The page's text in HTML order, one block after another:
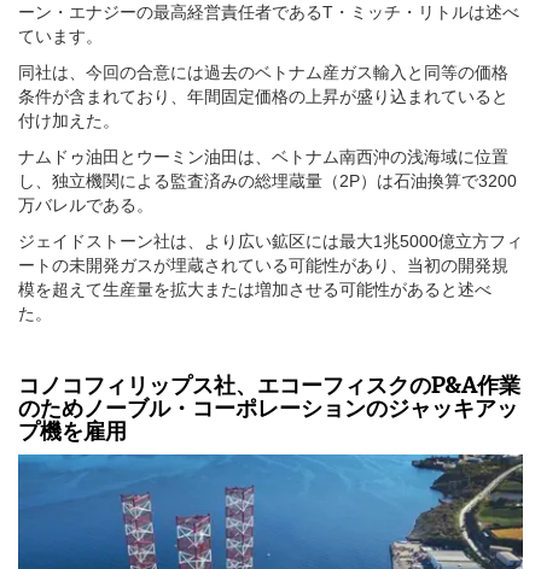
ーン・エナジーの最高経営責任者であるT・ミッチ・リトルは述べ
ています。
同社は、今回の合意には過去のベトナム産ガス輸入と同等の価格
条件が含まれており、年間固定価格の上昇が盛り込まれていると
付け加えた。
ナムドゥ油田とウーミン油田は、ベトナム南西沖の浅海域に位置
し、独立機関による監査済みの総埋蔵量（2P）は石油換算で3200
万バレルである。
ジェイドストーン社は、より広い鉱区には最大1兆5000億立方フィ
ートの未開発ガスが埋蔵されている可能性があり、当初の開発規
模を超えて生産量を拡大または増加させる可能性があると述べ
た。
コノコフィリップス社、エコーフィスクのP&A作業
のためノーブル・コーポレーションのジャッキアッ
プ機を雇用